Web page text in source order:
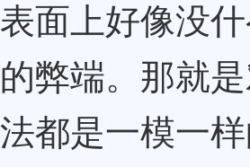
表面上好像没
的弊端。那就
法都是一模一